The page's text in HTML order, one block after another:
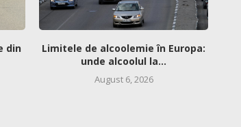
din
Limitele de alcoolemie în Europa:
unde alcoolul la...
August 6, 2026